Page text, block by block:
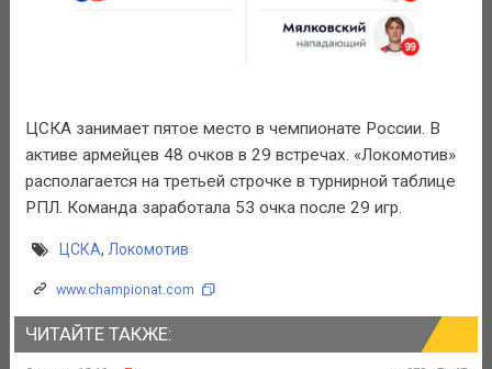
ЦСКА занимает пятое место в чемпионате России. В
активе армейцев 48 очков в 29 встречах. «Локомотив»
располагается на третьей строчке в турнирной таблице
РПЛ. Команда заработала 53 очка после 29 игр.
ЦСКА, Локомотив
www.championat.com
ЧИТАЙТЕ ТАКЖЕ: